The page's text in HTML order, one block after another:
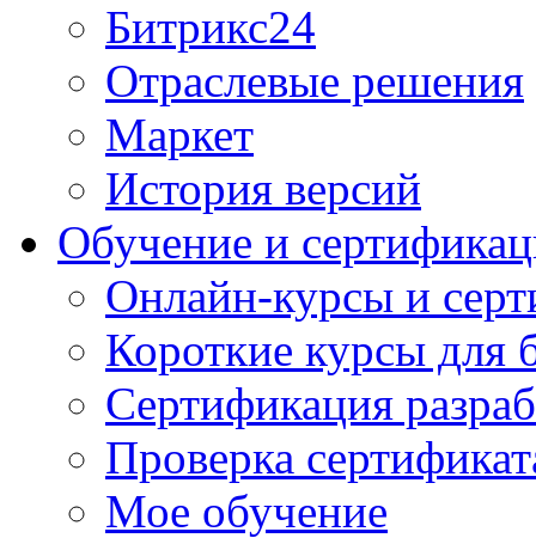
Битрикс24
Отраслевые решения
Маркет
История версий
Обучение и
Онлайн-курсы и
Короткие курсы для
Сертификация
Проверка
Мое обучение